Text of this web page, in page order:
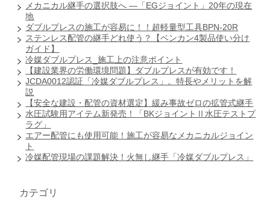
メカニカル継手の選択肢へ ―「EGジョイント」20年の現在
地
ダブルプレスの施工が容易に！！超軽量型工具BPN-20R
ステンレス配管の継手どれ使う？【ベンカン4製品使い分け
ガイド】
冷媒ダブルプレス_施工上の注意ポイント
【建設業界の労働環境問題】ダブルプレスが有効です！
JCDA0012認証「冷媒ダブルプレス」。特長やメリットを解
説
【安全な建設・配管の資材選定】緩み事故ゼロの拡管式継手
水圧試験用アイテム新発売！「BKジョイントⅡ水圧テストプ
ラグ」
エアー配管にも使用可能！施工が容易なメカニカルジョイン
ト
冷媒配管現場の課題解決！火無し継手「冷媒ダブルプレス」
カテゴリ